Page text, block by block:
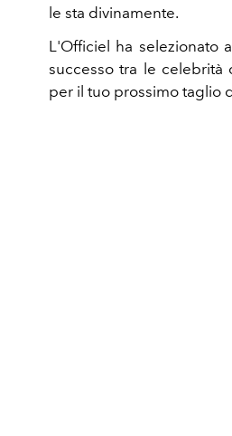
le sta divinamente.
L'Officiel ha selezionato
successo tra le celebrità
per il tuo prossimo taglio